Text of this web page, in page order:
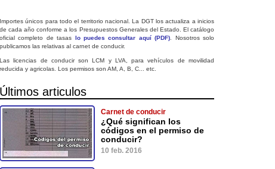
Importes únicos para todo el territorio nacional. La DGT los actualiza a inicios
de cada año conforme a los Presupuestos Generales del Estado. El catálogo
oficial completo de tasas lo puedes consultar aquí (PDF) . Nosotros solo
publicamos las relativas al carnet de conducir.
Las licencias de conducir son LCM y LVA, para vehículos de movilidad
reducida y agricolas. Los permisos son AM, A, B, C... etc.
Últimos articulos
Carnet de conducir
¿Qué significan los
códigos en el permiso de
conducir?
10 feb. 2016